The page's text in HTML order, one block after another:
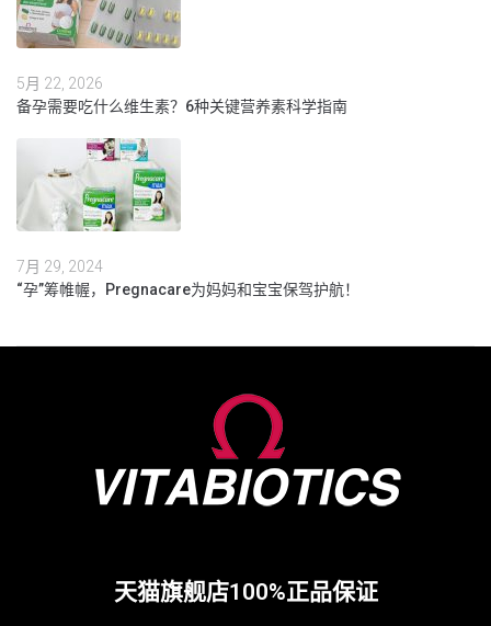
5月 22, 2026
备孕需要吃什么维生素？6种关键营养素科学指南
7月 29, 2024
“孕”筹帷幄，Pregnacare为妈妈和宝宝保驾护航！
天猫旗舰店100%正品保证